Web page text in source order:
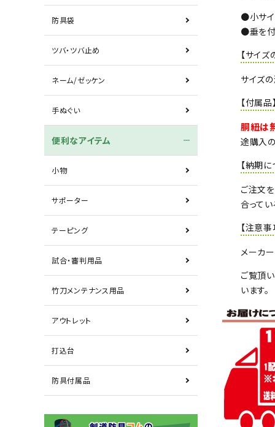
防具袋
ツバ・ツバ止め
ネーム/ゼッケン
手ぬぐい
便利なアイテム
小物
サポーター
テーピング
試合・審判用品
竹刀メンテナンス用品
アウトレット
打込台
防具付属品
●小サ
●垂を
【サイズ
サイズ
【付属品
胴紐は
途購入
【納期に
ご注文
合って
【注意事
メーカ
ご覧頂
います。